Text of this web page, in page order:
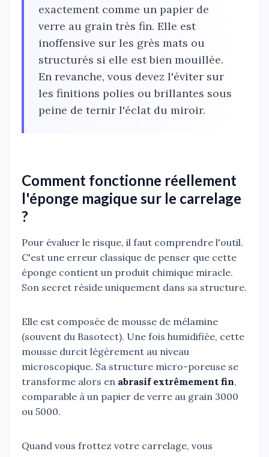
exactement comme un papier de
verre au grain très fin. Elle est
inoffensive sur les grès mats ou
structurés si elle est bien mouillée.
En revanche, vous devez l'éviter sur
les finitions polies ou brillantes sous
peine de ternir l'éclat du miroir.
Comment fonctionne réellement
l'éponge magique sur le carrelage
?
Pour évaluer le risque, il faut comprendre l'outil.
C'est une erreur classique de penser que cette
éponge contient un produit chimique miracle.
Son secret réside uniquement dans sa structure.
Elle est composée de mousse de mélamine
(souvent du Basotect). Une fois humidifiée, cette
mousse durcit légèrement au niveau
microscopique. Sa structure micro-poreuse se
transforme alors en abrasif extrêmement fin,
comparable à un papier de verre au grain 3000
ou 5000.
Quand vous frottez votre carrelage, vous